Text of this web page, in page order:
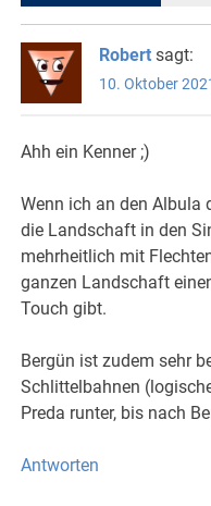
Robert sagt:
10. Oktober
Ahh ein Kenner ;)
Wenn ich an den Albula
die Landschaft in den
mehrheitlich mit
ganzen Landschaft
Touch gibt.
Bergün ist zudem sehr
Schlittelbahnen
Preda runter, bis nach
Antworten